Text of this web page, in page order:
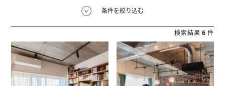
条件を絞り込む
検索結果 6 件